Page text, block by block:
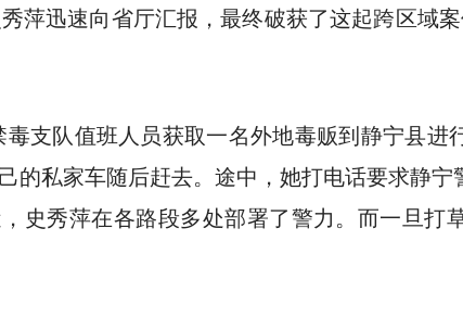
萍迅速向省厅汇报，最终破获了这起跨区域
支队值班人员获取一名外地毒贩到静宁县进
私家车随后赶去。途中，她打电话要求静
史秀萍在各路段多处部署了警力。而一旦打